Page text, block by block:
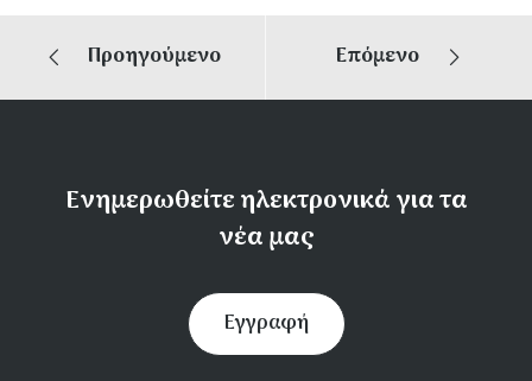
Προηγούμενο Επόμενο
Ενημερωθείτε ηλεκτρονικά για τα
νέα μας
Εγγραφή